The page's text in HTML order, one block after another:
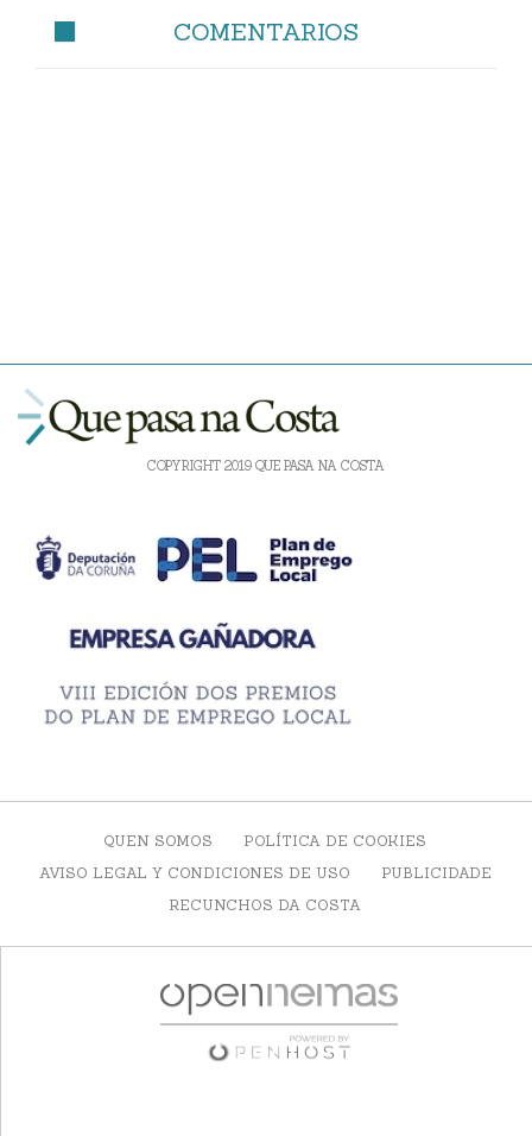
COMENTARIOS
COPYRIGHT 2019 QUE PASA NA COSTA
QUEN SOMOS
POLÍTICA DE COOKIES
AVISO LEGAL Y CONDICIONES DE USO
PUBLICIDADE
RECUNCHOS DA COSTA